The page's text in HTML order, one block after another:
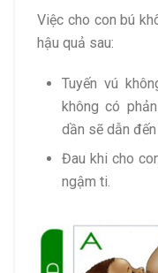
Việc cho con bú
hậu quả sau:
Tuyến vú
không có
dần sẽ dẫn
Đau khi cho
ngậm ti.